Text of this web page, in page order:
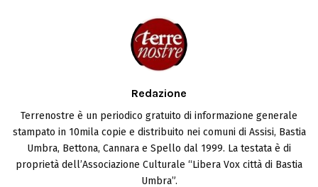
Redazione
Terrenostre è un periodico gratuito di informazione generale
stampato in 10mila copie e distribuito nei comuni di Assisi, Bastia
Umbra, Bettona, Cannara e Spello dal 1999. La testata è di
proprietà dell’Associazione Culturale “Libera Vox città di Bastia
Umbra”.